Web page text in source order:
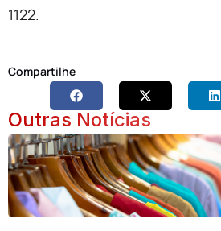
1122.
Compartilhe
Outras Notícias